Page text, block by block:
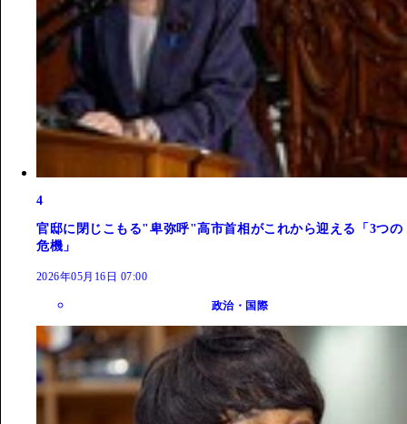
4
官邸に閉じこもる"卑弥呼"高市首相がこれから迎える「3つの
危機」
2026年05月16日 07:00
政治・国際